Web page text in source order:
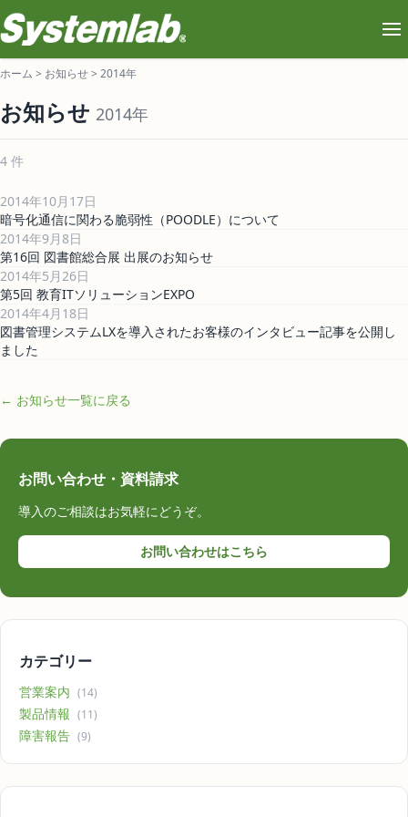
ホーム > お知らせ> 2014年
お知らせ 2014年
4 件
2014年10月17日
暗号化通信に関わる脆弱性（POODLE）について
2014年9月8日
第16回 図書館総合展 出展のお知らせ
2014年5月26日
第5回 教育ITソリューションEXPO
2014年4月18日
図書管理システムLXを導入されたお客様のインタビュー記事を公開し
ました
← お知らせ一覧に戻る
お問い合わせ・資料請求
導入のご相談はお気軽にどうぞ。
お問い合わせはこちら
カテゴリー
営業案内 (14)
製品情報 (11)
障害報告 (9)